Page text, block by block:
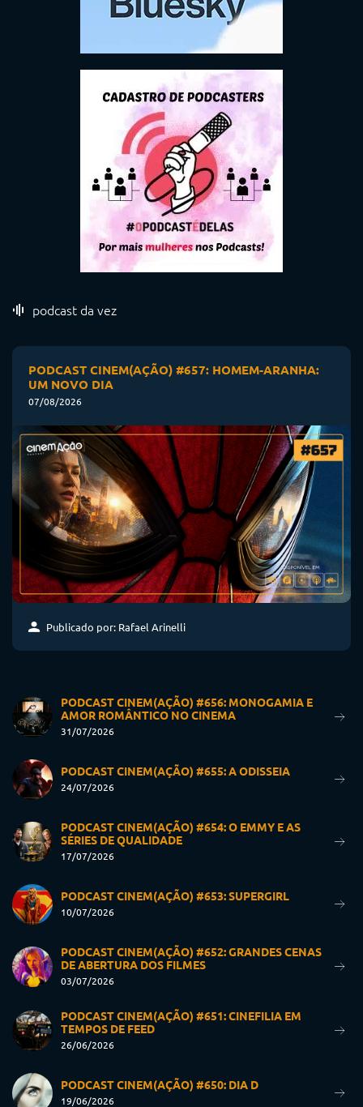
podcast da vez
PODCAST CINEM(AÇÃO) #657: HOMEM-ARANHA:
UM NOVO DIA
07/08/2026
Publicado por: Rafael Arinelli
PODCAST CINEM(AÇÃO) #656: MONOGAMIA E
AMOR ROMÂNTICO NO CINEMA
31/07/2026
PODCAST CINEM(AÇÃO) #655: A ODISSEIA
24/07/2026
PODCAST CINEM(AÇÃO) #654: O EMMY E AS
SÉRIES DE QUALIDADE
17/07/2026
PODCAST CINEM(AÇÃO) #653: SUPERGIRL
10/07/2026
PODCAST CINEM(AÇÃO) #652: GRANDES CENAS
DE ABERTURA DOS FILMES
03/07/2026
PODCAST CINEM(AÇÃO) #651: CINEFILIA EM
TEMPOS DE FEED
26/06/2026
PODCAST CINEM(AÇÃO) #650: DIA D
19/06/2026